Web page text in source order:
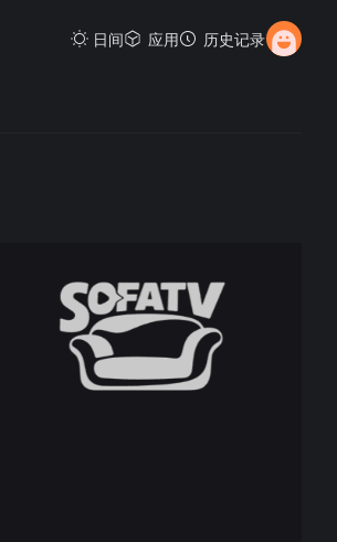
日间 应用 历史记录